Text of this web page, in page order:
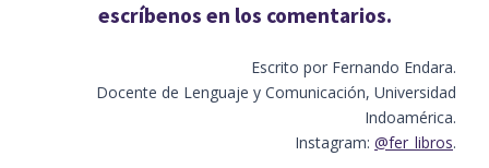
escríbenos en los comentarios.
Escrito por Fernando Endara.
Docente de Lenguaje y Comunicación, Universidad
Indoamérica.
Instagram: @fer_libros.